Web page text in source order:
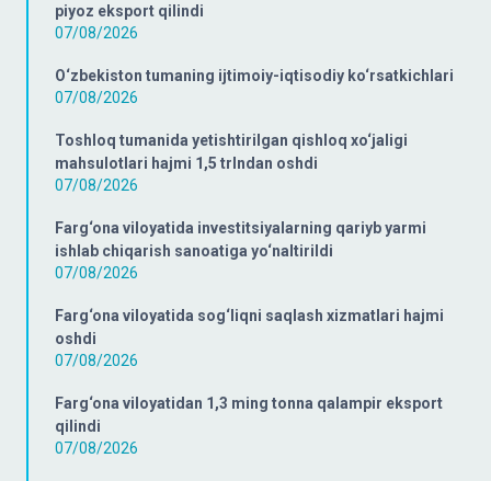
piyoz eksport qilindi
07/08/2026
O‘zbekiston tumaning ijtimoiy-iqtisodiy ko‘rsatkichlari
07/08/2026
Toshloq tumanida yetishtirilgan qishloq xo‘jaligi
mahsulotlari hajmi 1,5 trlndan oshdi
07/08/2026
Farg‘ona viloyatida investitsiyalarning qariyb yarmi
ishlab chiqarish sanoatiga yo‘naltirildi
07/08/2026
Farg‘ona viloyatida sog‘liqni saqlash xizmatlari hajmi
oshdi
07/08/2026
Farg‘ona viloyatidan 1,3 ming tonna qalampir eksport
qilindi
07/08/2026